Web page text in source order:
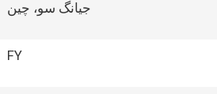
جیانگ سو، چین
FY